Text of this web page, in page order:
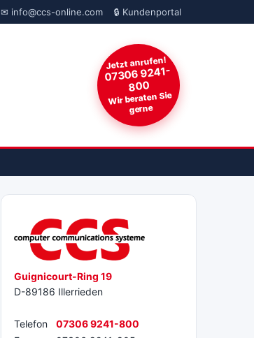
✉ info@ccs-online.com 🔒 Kundenportal
Jetzt anrufen!
07306 9241-
800
Wir beraten Sie
gerne
Guignicourt-Ring 19
D-89186 Illerrieden
Telefon
07306 9241-800